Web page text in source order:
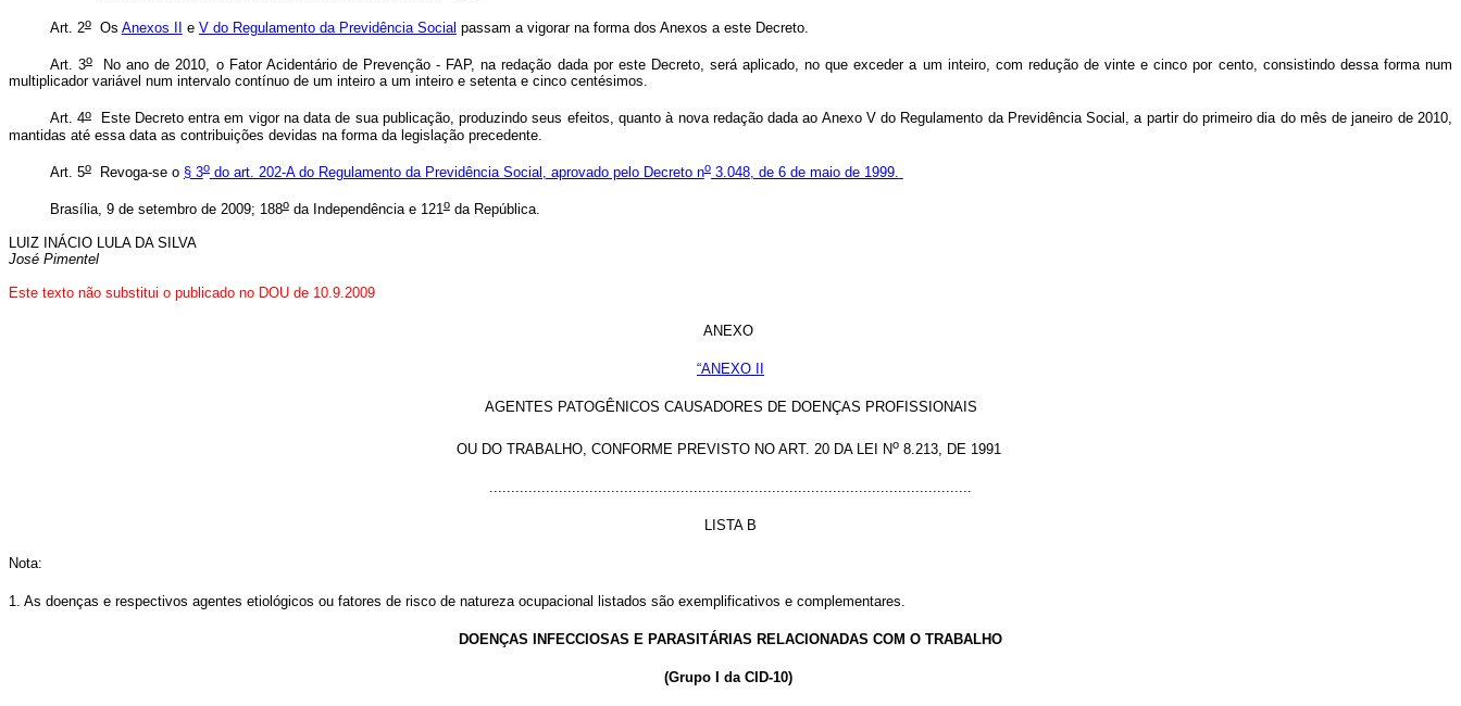
Art. 2oOs Anexos II e V do Regulamento da Previdência Social passam a vigorar na forma dos Anexos a este Decreto.
Art. 3oNo ano de 2010, o Fator Acidentário de Prevenção - FAP, na redação dada por este Decreto, será aplicado, no que exceder a um inteiro, com redução de vinte e cinco por cento, consistindo dessa forma num
multiplicador variável num intervalo contínuo de um inteiro a um inteiro e setenta e cinco centésimos.
Art. 4o
Este Decreto entra em vigor na data de sua publicação, produzindo seus efeitos, quanto à nova redação dada ao Anexo V do Regulamento da Previdência Social, a partir do primeiro dia do mês de janeiro de 2010,
mantidas até essa data as contribuições devidas na forma da legislação precedente.
Art. 5oRevoga-se o § 3odo art. 202-A do Regulamento da Previdência Social, aprovado pelo Decreto no3.048, de 6 de maio de 1999.
Brasília, 9 de setembro de 2009; 188oda Independência e 121oda República.
LUIZ INÁCIO LULA DA SILVA
José Pimentel
Este texto não substitui o publicado no DOU de 10.9.2009
ANEXO
“ANEXO II
AGENTES PATOGÊNICOS CAUSADORES DE DOENÇAS PROFISSIONAIS
OU DO TRABALHO, CONFORME PREVISTO NO ART. 20 DA LEI No8.213, DE 1991
LISTA B
Nota:
1. As doenças e respectivos agentes etiológicos ou fatores de risco de natureza ocupacional listados são exemplificativos e complementares.
DOENÇAS INFECCIOSAS E PARASITÁRIAS RELACIONADAS COM O TRABALHO
(Grupo I da CID-10)